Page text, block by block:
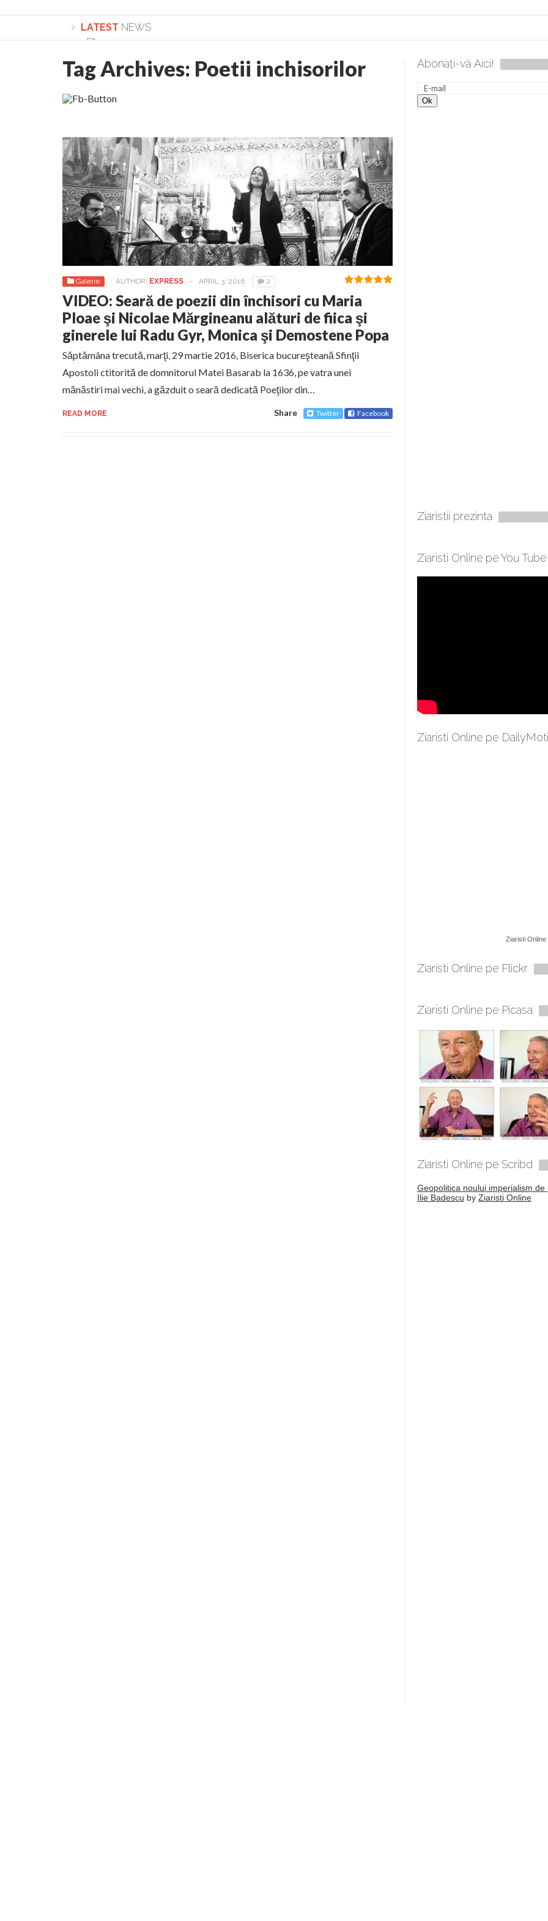
LATEST NEWS
Lepădarea de sine și urmarea lui Hristos. Calea spre desăvârșire. Gând de duminică de Elena Solunca Moise
Academia Română: 5G poate cauza CANCER. Guvernul, dat în judecată pentru HG 5G. Antenele de telefonie
La Mulți Ani, Eugen Mihăescu!
Pamfil Șeicaru omagiat la Mănăstirea ctitorită chiar de către el: Sfânta Ana – Orșova
Nu vă fie frică! FOTO și VIDEO cu Corneliu Vlad și Cavalerii noilor apocalipse. “O societate înfricoșată e mult
Mariana Nicolesco: Evenimentele Darclée la Televiziunea Naţională – o mare sărbătoare. VIDEO
Schimbarea la Față: “Acesta e Fiul Meu Mult Iubit – pe El să-l ascultați!” În inimi “să-nflorească, ca rod de har,
Turnătorul DIE Lucian Boia înjură din nou poporul român: “românii sunt slavi, nu latini”. Fostul agent ceaușist
României
Tag Archives: Poetii inchisorilor
Galerie AUTHOR: EXPRESS - APRIL 3, 2016 2
VIDEO: Seară de poezii din închisori cu Maria
Ploae şi Nicolae Mărgineanu alături de fiica şi
ginerele lui Radu Gyr, Monica şi Demostene Popa
Săptămâna trecută, marţi, 29 martie 2016, Biserica bucureşteană Sfinţii
Apostoli ctitorită de domnitorul Matei Basarab la 1636, pe vatra unei
mănăstiri mai vechi, a găzduit o seară dedicată Poeţilor din…
READ MORE Share Twitter Facebook
Abonați-vă Aici!
Ziaristii prezinta
Ziaristi Online pe You Tube
Ziaristi Online pe
Ziaristi Online
Ziaristi Online pe Flickr
Ziaristi Online pe Picasa
Ziaristi Online pe Scribd
Geopolitica noului imperialism de
Ilie Badescu by Ziaristi Online